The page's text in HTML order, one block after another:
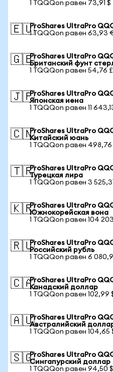
1 TQQQon равен 73,91 $
🇪🇺ProShares UltraPro
1 TQQQon равен 63,93
🇬🇧ProShares UltraPro
Британский фунт
1 TQQQon равен 54,76 £
🇯🇵ProShares UltraPro
Японская иена
1 TQQQon равен 11
🇨🇳ProShares UltraPro
Китайский юань
1 TQQQon равен 498,76
🇹🇷ProShares UltraPro
Турецкая лира
1 TQQQon равен 3
🇰🇷ProShares UltraPro
Южнокорейская вона
1 TQQQon равен 104
🇷🇺ProShares UltraPro
Российский рубль
1 TQQQon равен 6
🇨🇦ProShares UltraPro
Канадский доллар
1 TQQQon равен 102,99
🇦🇺ProShares UltraPro
Австралийский
1 TQQQon равен 104,65
🇸🇬ProShares UltraPro
Сингапурский доллар
1 TQQQon равен 94,50 $